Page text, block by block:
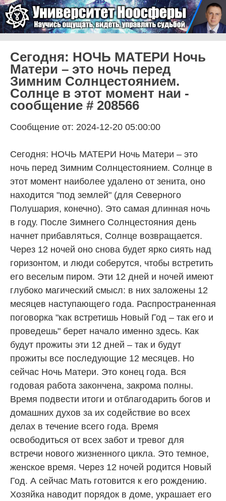
Университет Ноосферы
Сегодня: НОЧЬ МАТЕРИ Ночь
Матери – это ночь перед
Зимним Солнцестоянием.
Солнце в этот момент наи -
сообщение # 208566
Сообщение от: 2024-12-20 05:00:00
Сегодня: НОЧЬ МАТЕРИ Ночь Матери – это
ночь перед Зимним Солнцестоянием. Солнце в
этот момент наиболее удалено от зенита, оно
находится "под землей" (для Северного
Полушария, конечно). Это самая длинная ночь
в году. После Зимнего Солнцестояния день
начнет прибавляться, Солнце возвращается.
Через 12 ночей оно снова будет ярко сиять над
горизонтом, и люди соберутся, чтобы встретить
его веселым пиром. Эти 12 дней и ночей имеют
глубоко магический смысл: в них заложены 12
месяцев наступающего года. Распространенная
поговорка "как встретишь Новый Год – так его и
проведешь" берет начало именно здесь. Как
будут прожиты эти 12 дней – так и будут
прожиты все последующие 12 месяцев. Но
сейчас Ночь Матери. Это конец года. Вся
годовая работа закончена, закрома полны.
Время подвести итоги и отблагодарить богов и
домашних духов за их содействие во всех
делах в течение всего года. Время
освободиться от всех забот и тревог для
встречи нового жизненного цикла. Это темное,
женское время. Через 12 ночей родится Новый
Год. А сейчас Мать готовится к его рождению.
Хозяйка наводит порядок в доме, украшает его